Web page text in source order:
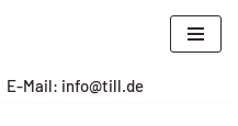
E-Mail: info@till.de